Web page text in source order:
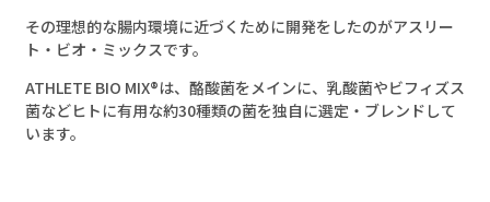
その理想的な腸内環境に近づくために開発をしたのがアスリー
ト・ビオ・ミックスです。
ATHLETE BIO MIX®は、酪酸菌をメインに、乳酸菌やビフィズス
菌などヒトに有用な約30種類の菌を独自に選定・ブレンドして
います。